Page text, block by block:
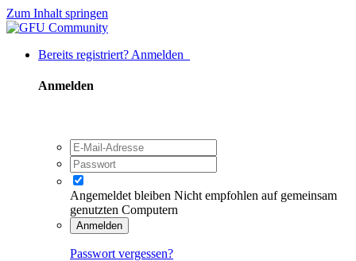
Zum Inhalt springen
Bereits registriert? Anmelden
Anmelden
Angemeldet bleiben Nicht empfohlen auf gemeinsam
genutzten Computern
Anmelden
Passwort vergessen?